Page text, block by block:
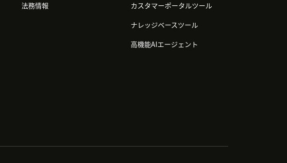
法務情報
カスタマーポータルツール
ナレッジベースツール
高機能AIエージェント